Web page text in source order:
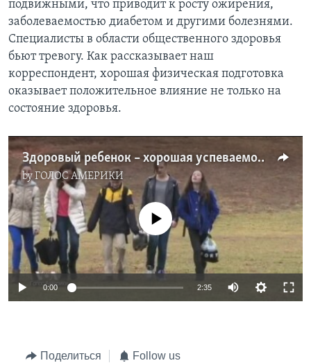
Learning English
СОЦИАЛЬНЫЕ СЕТИ
подвижными, что приводит к росту ожирения,
заболеваемостью диабетом и другими болезнями.
Специалисты в области общественного здоровья
бьют тревогу. Как рассказывает наш
корреспондент, хорошая физическая подготовка
оказывает положительное влияние не только на
состояние здоровья.
Здоровый ребенок – хорошая успеваемость
byГОЛОС АМЕРИКИ
No media source currently available
0:00 2:35
Поделиться Follow us